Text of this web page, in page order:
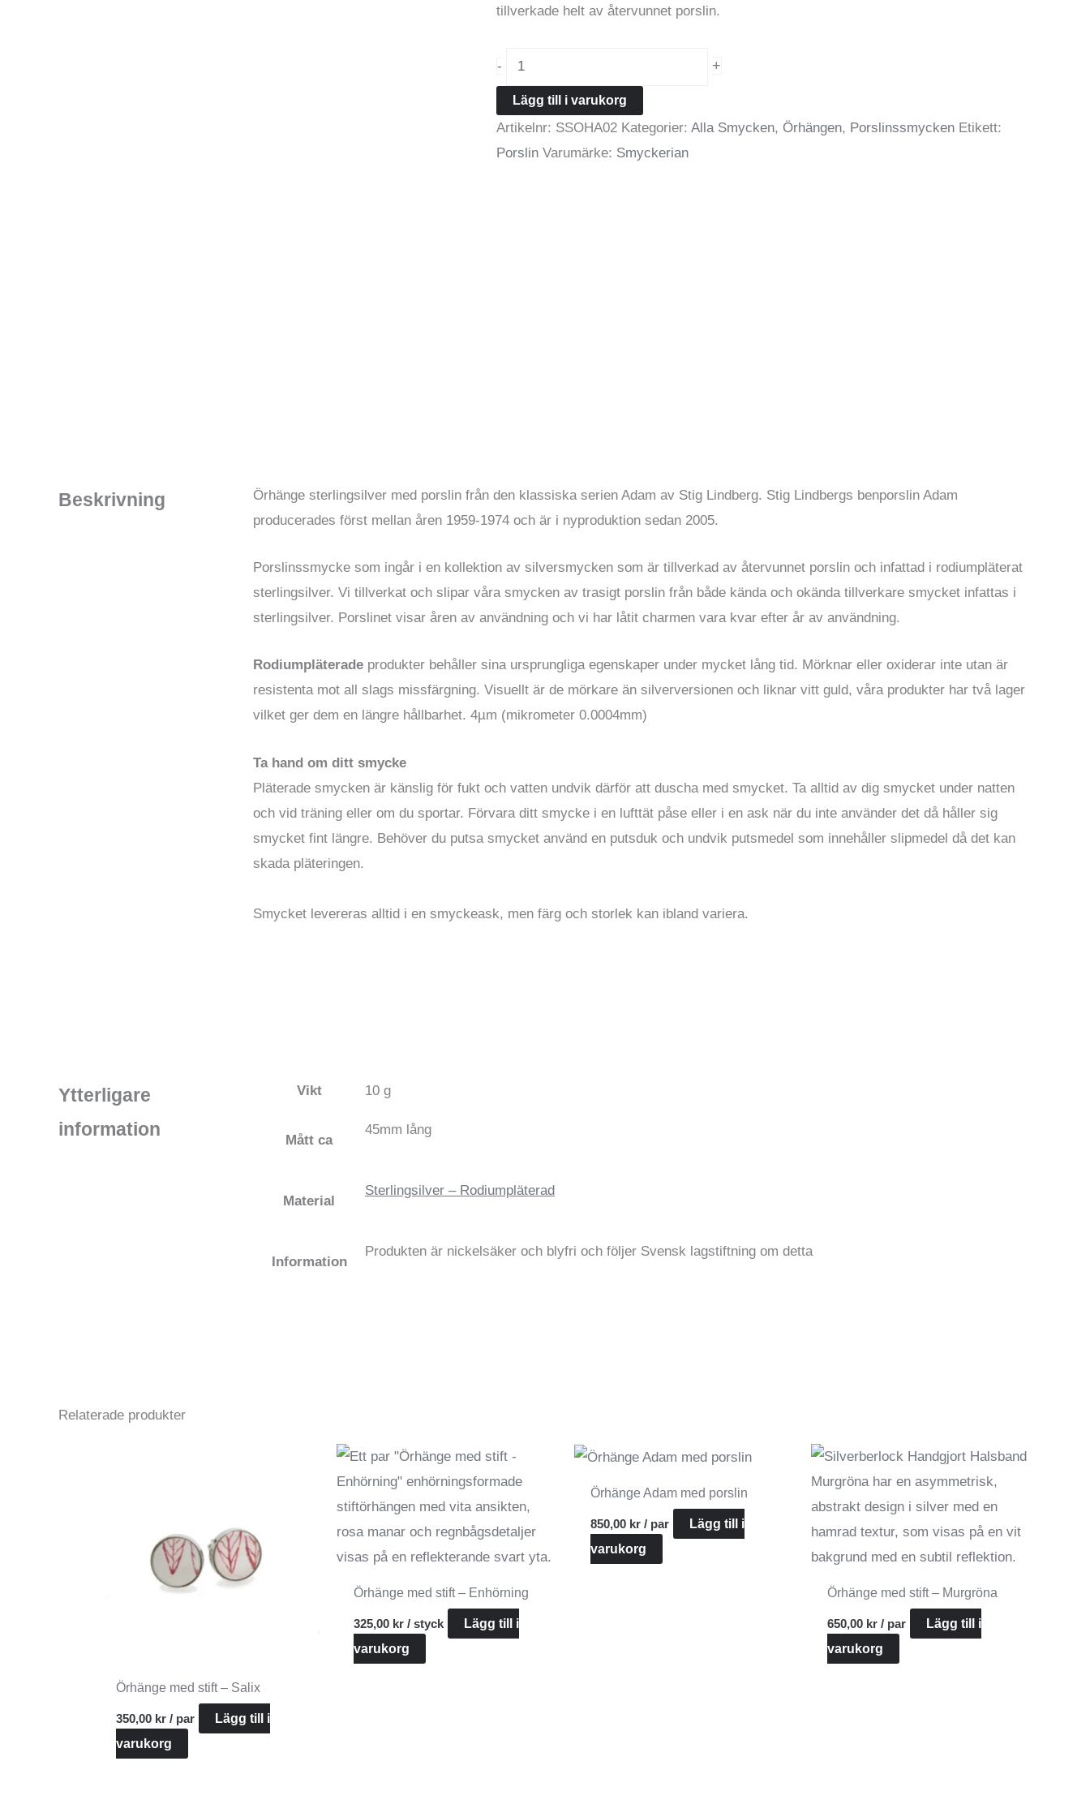
tillverkade helt av återvunnet porslin.
-
Örhänge
Adam
Oval
med
porslin
+
Lägg till i varukorg
Artikelnr: SSOHA02 Kategorier: Alla Smycken, Örhängen, Porslinssmycken Etikett:
Porslin Varumärke: Smyckerian
Beskrivning
Örhänge sterlingsilver med porslin från den klassiska serien Adam av Stig Lindberg. Stig Lindbergs benporslin Adam
producerades först mellan åren 1959-1974 och är i nyproduktion sedan 2005.
Porslinssmycke som ingår i en kollektion av silversmycken som är tillverkad av återvunnet porslin och infattad i rodiumpläterat
sterlingsilver. Vi tillverkat och slipar våra smycken av trasigt porslin från både kända och okända tillverkare smycket infattas i
sterlingsilver. Porslinet visar åren av användning och vi har låtit charmen vara kvar efter år av användning.
Rodiumpläterade produkter behåller sina ursprungliga egenskaper under mycket lång tid. Mörknar eller oxiderar inte utan är
resistenta mot all slags missfärgning. Visuellt är de mörkare än silverversionen och liknar vitt guld, våra produkter har två lager
vilket ger dem en längre hållbarhet. 4µm (mikrometer 0.0004mm)
Ta hand om ditt smycke
Pläterade smycken är känslig för fukt och vatten undvik därför att duscha med smycket. Ta alltid av dig smycket under natten
och vid träning eller om du sportar. Förvara ditt smycke i en lufttät påse eller i en ask när du inte använder det då håller sig
smycket fint längre. Behöver du putsa smycket använd en putsduk och undvik putsmedel som innehåller slipmedel då det kan
skada pläteringen.
Smycket levereras alltid i en smyckeask, men färg och storlek kan ibland variera.
Ytterligare
information
Vikt 10 g
Mått ca
45mm lång
Material
Sterlingsilver – Rodiumpläterad
Information
Produkten är nickelsäker och blyfri och följer Svensk lagstiftning om detta
Relaterade produkter
Örhänge med stift – Salix
350,00 kr / par
Lägg till i
varukorg
Örhänge med stift – Enhörning
325,00 kr/ styck
Lägg till i
varukorg
Örhänge Adam med porslin
850,00 kr/ par
Lägg till i
varukorg
Örhänge med stift – Murgröna
650,00 kr / par
Lägg till i
varukorg